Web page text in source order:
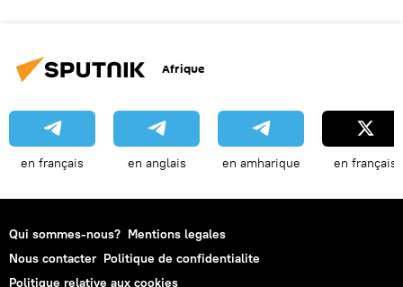
Afrique
en français en anglais en amharique en français
Qui sommes-nous? Mentions legales
Nous contacter Politique de confidentialite
Politique relative aux cookies